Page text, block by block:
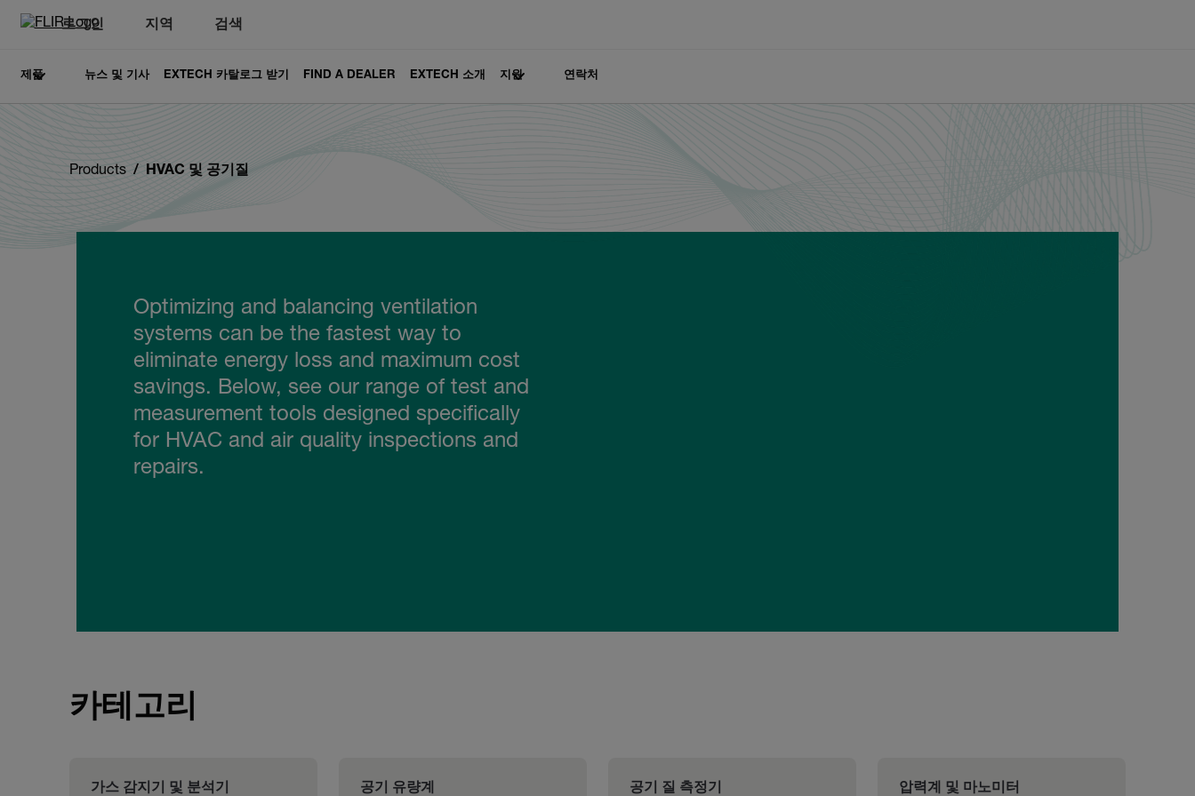
로그인 지역 검색
제품 뉴스 및 기사 EXTECH 카탈로그 받기 FIND A DEALER EXTECH 소개 지원 연락처
Products HVAC 및 공기질
Optimizing and balancing ventilation
systems can be the fastest way to
eliminate energy loss and maximum cost
savings. Below, see our range of test and
measurement tools designed specifically
for HVAC and air quality inspections and
repairs.
카테고리
가스 감지기 및 분석기 공기 유량계 공기 질 측정기 압력계 및 마노미터